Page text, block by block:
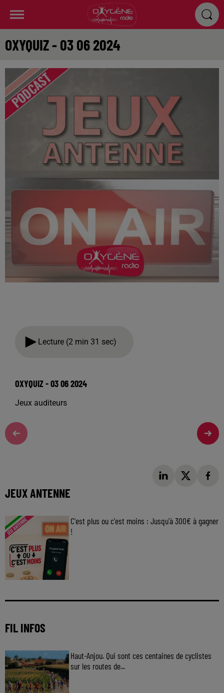
OXYQUIZ - 03 06 2024
Lecture (2 min 31 sec)
OXYQUIZ - 03 06 2024
Jeux auditeurs
JEUX ANTENNE
C'est plus ou c'est moins : Jusqu'à 300€ à gagner
!
FIL INFOS
Haut-Anjou. Qui sont ces centaines de cyclistes
sur les routes de...